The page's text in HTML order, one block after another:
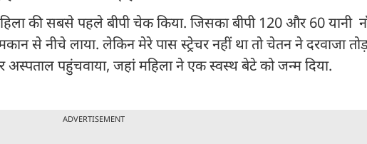
की सबसे पहले बीपी चेक किया. जिसका बीपी 120 और 60 यानी
से नीचे लाया. लेकिन मेरे पास स्ट्रेचर नहीं था तो चेतन ने दरवाजा
अस्पताल पहुंचवाया, जहां महिला ने एक स्वस्थ बेटे को जन्म दिया.
ADVERTISEMENT